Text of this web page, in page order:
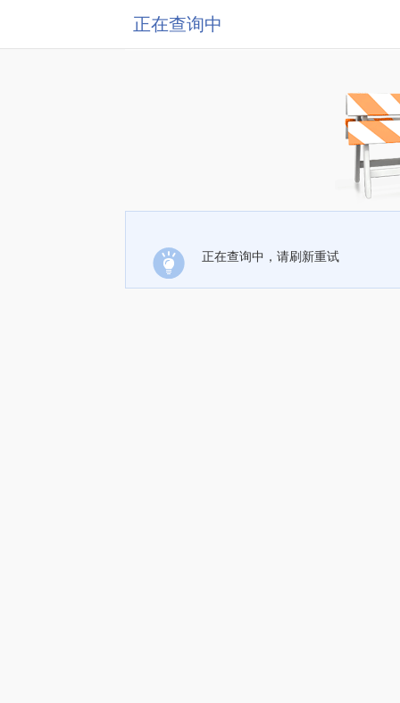
正在查询中
正在查询中，请刷新重试